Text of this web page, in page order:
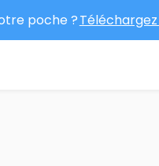
poche ?